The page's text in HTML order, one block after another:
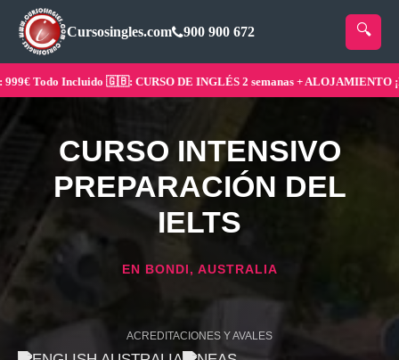
Cursosingles.com 900 900 672
Todo Incluido 🇬🇧: CURSO DE INGLÉS 2 semanas + ALOJAMIENTO
CURSO INTENSIVO
PREPARACIÓN DEL
IELTS
EN BONDI, AUSTRALIA
ACREDITACIONES Y AVALES